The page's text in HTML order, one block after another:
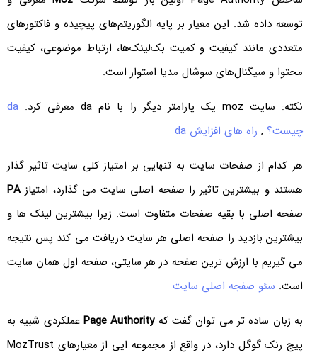
توسعه داده شد. این معیار بر پایه الگوریتم‌های پیچیده و فاکتورهای
متعددی مانند کیفیت و کمیت بک‌لینک‌ها، ارتباط موضوعی، کیفیت
محتوا و سیگنال‌های سوشال مدیا استوار است.
نکته: سایت moz یک پارامتر دیگر را با نام da معرفی کرد.
da
چیست؟,راه های افزایش da
هر کدام از صفحات سایت به تنهایی بر امتیاز کلی سایت تاثیر گذار
هستند و بیشترین تاثیر را صفحه اصلی سایت می گذارد، امتیاز PA
صفحه اصلی با بقیه صفحات متفاوت است. زیرا بیشترین لینک ها و
بیشترین بازدید را صفحه اصلی هر سایت دریافت می کند پس نتیجه
می گیریم با ارزش ترین صفحه در هر سایتی، صفحه اول همان سایت
است. سئو صفجه اصلی سایت
به زبان ساده تر می توان گفت کهPage Authorityعملکردی شبیه به
پیج رنک گوگل دارد، در واقع از مجموعه ایی از معیارهای MozTrust